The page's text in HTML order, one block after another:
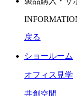
戻る
ショールーム
オフィス見学
共創空間